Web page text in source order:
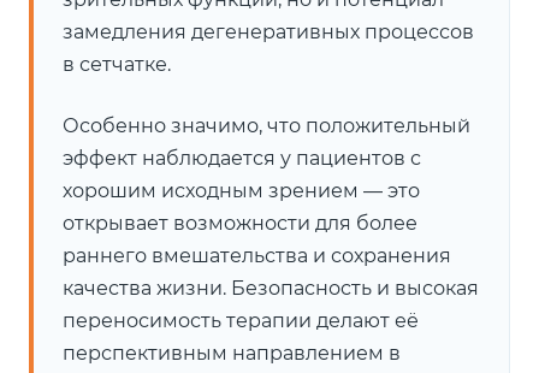
замедления дегенеративных процессов
в сетчатке.
Особенно значимо, что положительный
эффект наблюдается у пациентов с
хорошим исходным зрением — это
открывает возможности для более
раннего вмешательства и сохранения
качества жизни. Безопасность и высокая
переносимость терапии делают её
перспективным направлением в